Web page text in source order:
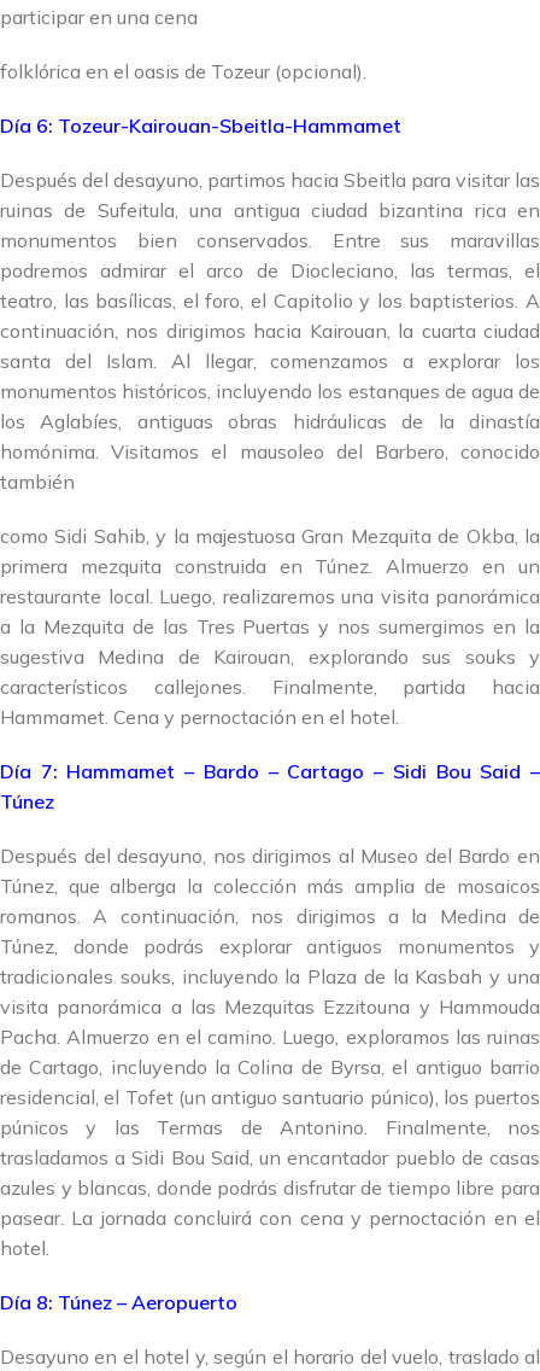
participar en una cena
folklórica en el oasis de Tozeur (opcional).
Día 6: Tozeur-Kairouan-Sbeitla-Hammamet
Después del desayuno, partimos hacia Sbeitla para visitar las
ruinas de Sufeitula, una antigua ciudad bizantina rica en
monumentos bien conservados. Entre sus maravillas
podremos admirar el arco de Diocleciano, las termas, el
teatro, las basílicas, el foro, el Capitolio y los baptisterios. A
continuación, nos dirigimos hacia Kairouan, la cuarta ciudad
santa del Islam. Al llegar, comenzamos a explorar los
monumentos históricos, incluyendo los estanques de agua de
los Aglabíes, antiguas obras hidráulicas de la dinastía
homónima. Visitamos el mausoleo del Barbero, conocido
también
como Sidi Sahib, y la majestuosa Gran Mezquita de Okba, la
primera mezquita construida en Túnez. Almuerzo en un
restaurante local. Luego, realizaremos una visita panorámica
a la Mezquita de las Tres Puertas y nos sumergimos en la
sugestiva Medina de Kairouan, explorando sus souks y
característicos callejones. Finalmente, partida hacia
Hammamet. Cena y pernoctación en el hotel.
Día 7: Hammamet – Bardo – Cartago – Sidi Bou Said –
Túnez
Después del desayuno, nos dirigimos al Museo del Bardo en
Túnez, que alberga la colección más amplia de mosaicos
romanos. A continuación, nos dirigimos a la Medina de
Túnez, donde podrás explorar antiguos monumentos y
tradicionales souks, incluyendo la Plaza de la Kasbah y una
visita panorámica a las Mezquitas Ezzitouna y Hammouda
Pacha. Almuerzo en el camino. Luego, exploramos las ruinas
de Cartago, incluyendo la Colina de Byrsa, el antiguo barrio
residencial, el Tofet (un antiguo santuario púnico), los puertos
púnicos y las Termas de Antonino. Finalmente, nos
trasladamos a Sidi Bou Said, un encantador pueblo de casas
azules y blancas, donde podrás disfrutar de tiempo libre para
pasear. La jornada concluirá con cena y pernoctación en el
hotel.
Día 8: Túnez – Aeropuerto
Desayuno en el hotel y, según el horario del vuelo, traslado al